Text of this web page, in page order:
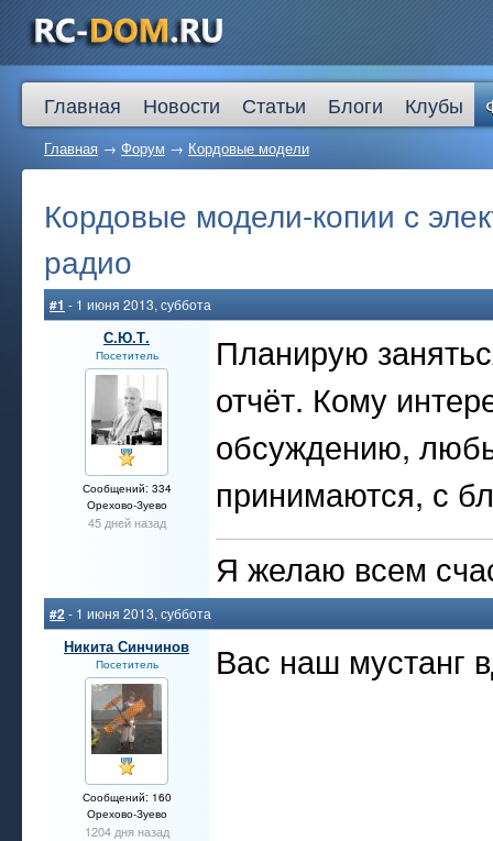
Главная Новости Статьи Блоги Клубы
Главная → Форум → Кордовые модели
Кордовые модели-копии с
радио
#1 - 1 июня 2013, суббота
С.Ю.Т.
Посетитель
Сообщений: 334
Орехово-Зуево
45 дней назад
Планирую
отчёт. Кому
обсуждению,
принимаются, с
Я желаю всем
#2- 1 июня 2013, суббота
Никита Синчинов
Посетитель
Сообщений: 160
Орехово-Зуево
1204 дня назад
Вас наш мустанг